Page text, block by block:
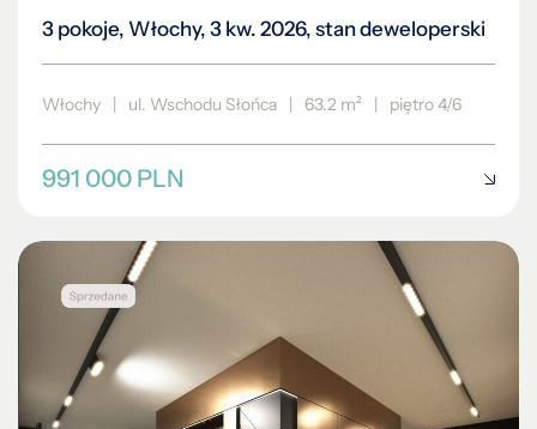
3 pokoje, Włochy, 3 kw. 2026, stan deweloperski
Włochy | ul. Wschodu Słońca | 63.2 m² | piętro 4/6
991 000 PLN